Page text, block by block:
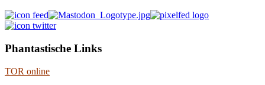
Phantastische Links
TOR online